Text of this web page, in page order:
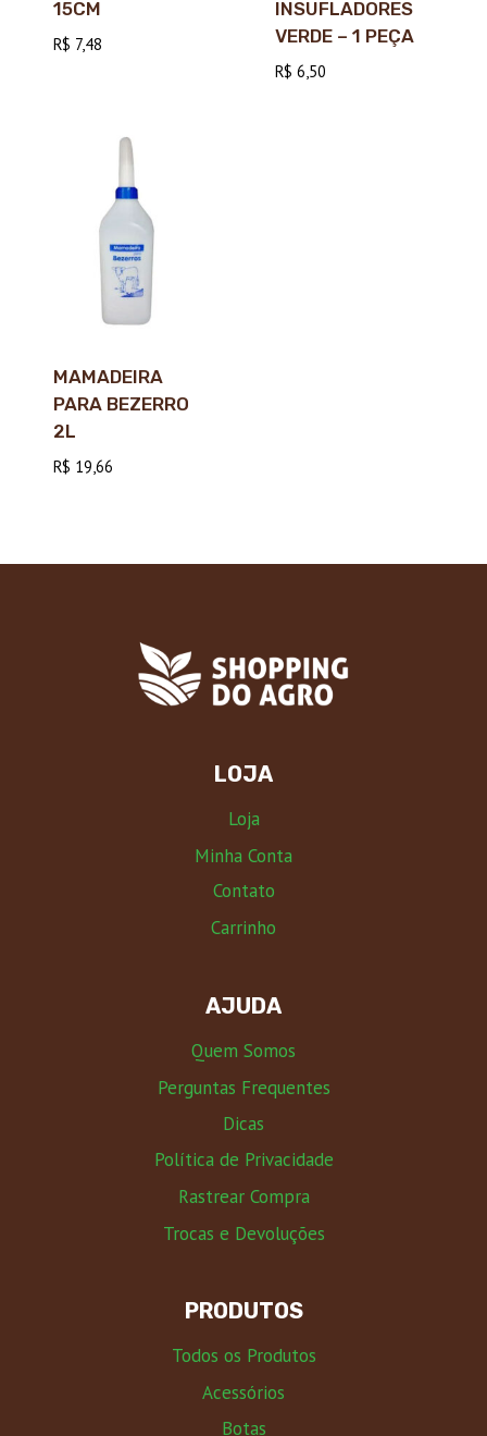
15CM
R$ 7,48
INSUFLADORES
VERDE – 1 PEÇA
R$ 6,50
MAMADEIRA
PARA BEZERRO
2L
R$ 19,66
LOJA
Loja
Minha Conta
Contato
Carrinho
AJUDA
Quem Somos
Perguntas Frequentes
Dicas
Política de Privacidade
Rastrear Compra
Trocas e Devoluções
PRODUTOS
Todos os Produtos
Acessórios
Botas